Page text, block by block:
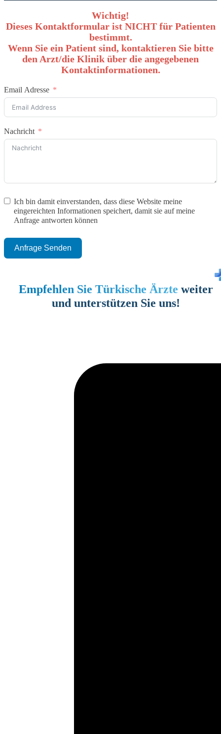
Wichtig!
Dieses Kontaktformular ist NICHT für Patienten
bestimmt.
Wenn Sie ein Patient sind, kontaktieren Sie bitte
den Arzt/die Klinik über die angegebenen
Kontaktinformationen.
Email Adresse
Nachricht
Ich bin damit einverstanden, dass diese Website meine
eingereichten Informationen speichert, damit sie auf meine
Anfrage antworten können
Anfrage Senden
Empfehlen Sie Türkische Ärzte weiter
und unterstützen Sie uns!